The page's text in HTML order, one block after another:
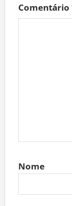
Comentário
Nome